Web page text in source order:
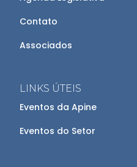
Contato
Associados
LINKS ÚTEIS
Eventos da Apine
Eventos do Setor